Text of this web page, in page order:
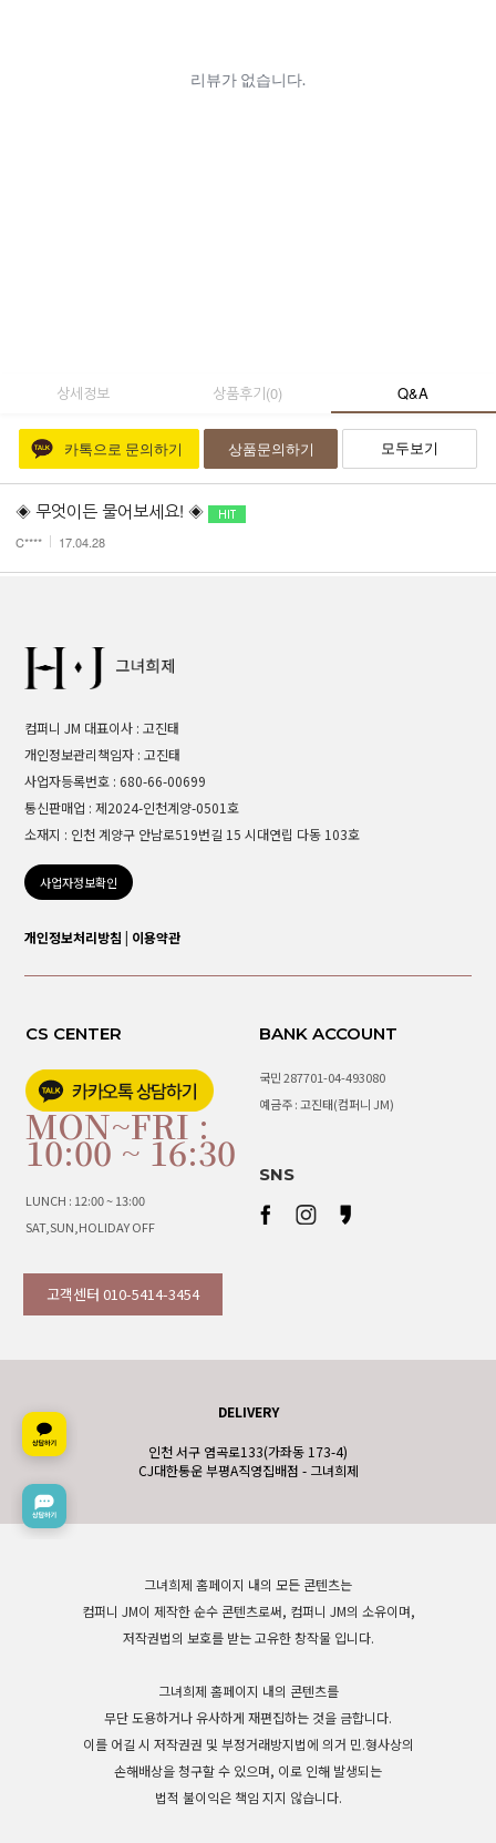
상세정보 상품후기(0) Q&A
카톡으로 문의하기 상품문의하기 모두보기
◈ 무엇이든 물어보세요! ◈
C**** 17.04.28
컴퍼니 JM 대표이사 : 고진태
개인정보관리책임자 : 고진태
사업자등록번호 : 680-66-00699
통신판매업 : 제2024-인천계양-0501호
소재지 : 인천 계양구 안남로519번길 15 시대연립 다동 103호
사업자정보확인
개인정보처리방침 | 이용약관
CS CENTER
MON~FRI :
10:00 ~ 16:30
LUNCH : 12:00 ~ 13:00
SAT,SUN,HOLIDAY OFF
고객센터 010-5414-3454
BANK ACCOUNT
국민 287701-04-493080
예금주 : 고진태(컴퍼니 JM)
SNS
DELIVERY
인천 서구 염곡로133(가좌동 173-4)
CJ대한통운 부평A직영집배점 - 그녀희제
그녀희제 홈페이지 내의 모든 콘텐츠는
컴퍼니 JM이 제작한 순수 콘텐츠로써, 컴퍼니 JM의 소유이며,
저작권법의 보호를 받는 고유한 창작물 입니다.
그녀희제 홈페이지 내의 콘텐츠를
무단 도용하거나 유사하게 재편집하는 것을 금합니다.
이를 어길 시 저작권권 및 부정거래방지법에 의거 민.형사상의
손해배상을 청구할 수 있으며, 이로 인해 발생되는
법적 불이익은 책임 지지 않습니다.